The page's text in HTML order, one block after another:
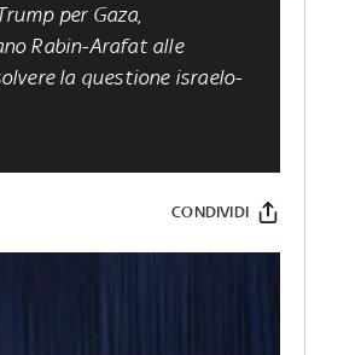
per Gaza,
Rabin-Arafat alle
la questione israelo-
CONDIVIDI